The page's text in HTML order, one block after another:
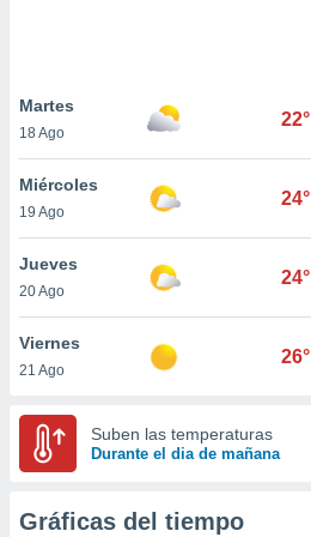
únicos
similares
como
sitio
de
posible
traten tus
en
interés
Para
su
Martes
18 Ago
22°
Miércoles
19 Ago
24°
Jueves
20 Ago
24°
Viernes
21 Ago
26°
Suben las temperaturas
Durante el dia de mañana
Gráficas del tiempo